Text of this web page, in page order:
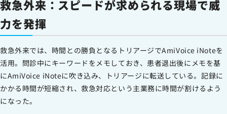
救急外来：スピードが求められる現場で威
力を発揮
救急外来では、時間との勝負となるトリアージでAmiVoice iNoteを
活用。問診中にキーワードをメモしておき、患者退出後にメモを基
にAmiVoice iNoteに吹き込み、トリアージに転送している。記録に
かかる時間が短縮され、救急対応という主業務に時間が割けるよう
になった。